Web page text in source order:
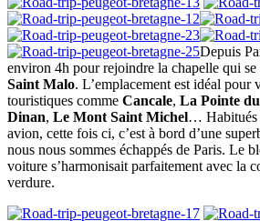
Depuis
environ 4h pour rejoindre la chapelle qui se
Saint Malo. L’emplacement est idéal pour
touristiques comme Cancale, La Pointe
Dinan, Le Mont Saint Michel… Habitués
avion, cette fois ci, c’est à bord d’une
nous nous sommes échappés de Paris. Le
voiture s’harmonisait parfaitement avec la
verdure.